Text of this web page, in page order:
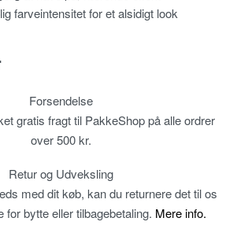
farveintensitet for et alsidigt look
Forsendelse
gratis fragt til PakkeShop på alle ordrer
over 500 kr.
Retur og Udveksling
med dit køb, kan du returnere det til os
for bytte eller tilbagebetaling. Mere info.